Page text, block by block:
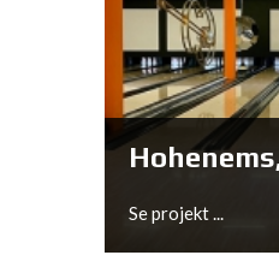
Olching,
Se projekt ...
Se projekt ...